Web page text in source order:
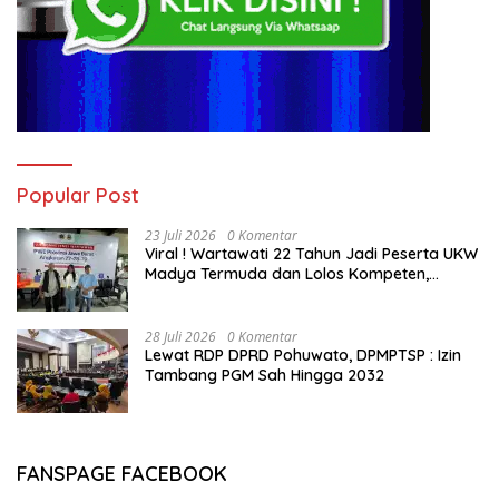
Popular Post
23 Juli 2026 0 Komentar
Viral ! Wartawati 22 Tahun Jadi Peserta UKW
Madya Termuda dan Lolos Kompeten,
28 Juli 2026 0 Komentar
Lewat RDP DPRD Pohuwato, DPMPTSP : Izin
Tambang PGM Sah Hingga 2032
FANSPAGE FACEBOOK